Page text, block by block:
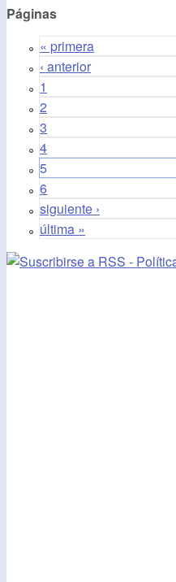
Páginas
« primera
‹ anterior
1
2
3
4
5
6
siguiente ›
última »